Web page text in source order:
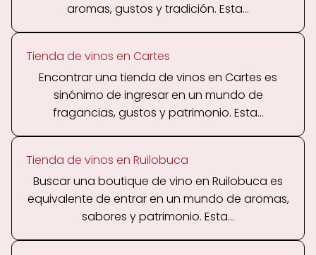
aromas, gustos y tradición. Esta...
Tienda de vinos en Cartes
Encontrar una tienda de vinos en Cartes es
sinónimo de ingresar en un mundo de
fragancias, gustos y patrimonio. Esta...
Tienda de vinos en Ruilobuca
Buscar una boutique de vino en Ruilobuca es
equivalente de entrar en un mundo de aromas,
sabores y patrimonio. Esta...